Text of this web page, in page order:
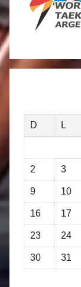
D
L
2 3
9 10
16 17
23 24
30 31